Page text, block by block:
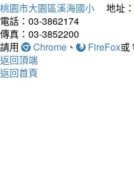
桃園市大園區溪海國小
地址：
電話：03-3862174
傳真：03-3852200
請用
Chrome 、 FireFox或
返回頂端
返回首頁